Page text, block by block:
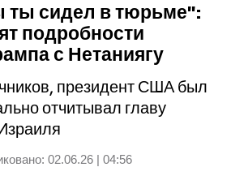
ты сидел в тюрьме":
подробности
с Нетаниягу
президент США был
отчитывал главу
02.06.26 | 04:56